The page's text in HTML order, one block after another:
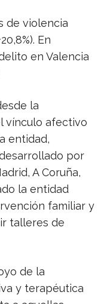
de violencia
En
en Valencia
la
vínculo afectivo
entidad,
por
A Coruña,
la entidad
familiar y
talleres de
de la
y terapéutica